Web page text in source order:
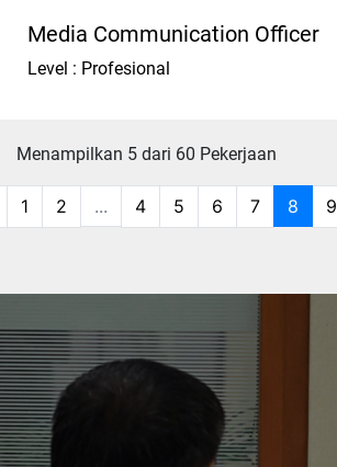
Media Communication Officer
Level : Profesional
Menampilkan 5 dari 60 Pekerjaan
1 2 ... 4 5 6 7 8 9